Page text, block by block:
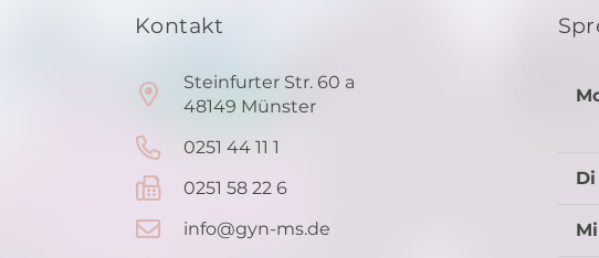
Kontakt
Steinfurter Str. 60 a
48149 Münster
0251 44 11 1
0251 58 22 6
info@gyn-ms.de
Di
Mi